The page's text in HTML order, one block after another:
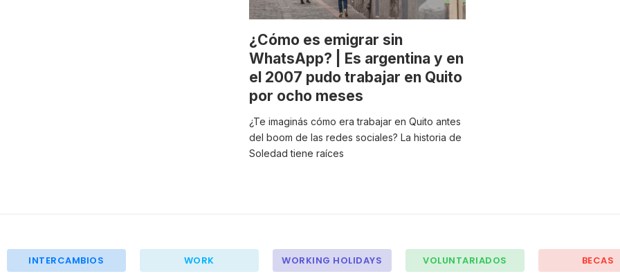
¿Cómo es emigrar sin
WhatsApp? | Es argentina y en
el 2007 pudo trabajar en Quito
por ocho meses
¿Te imaginás cómo era trabajar en Quito antes
del boom de las redes sociales? La historia de
Soledad tiene raíces
INTERCAMBIOS WORK WORKING HOLIDAYS VOLUNTARIADOS BECAS